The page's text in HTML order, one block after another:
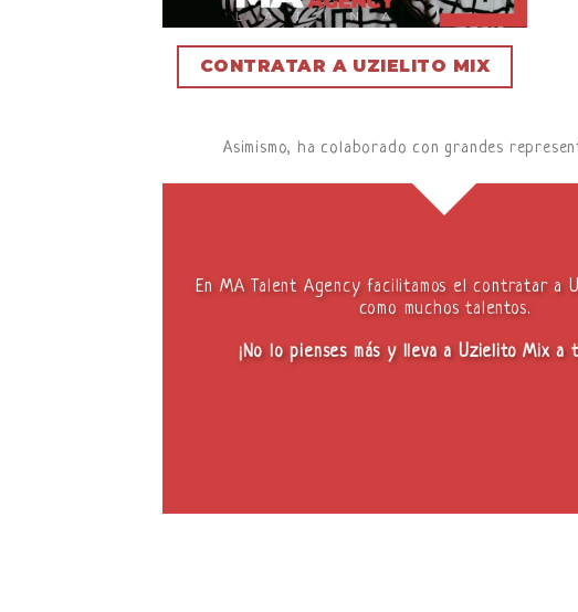
CONTRATAR A UZIELITO MIX
Asimismo, ha colaborado con grandes
En MA Talent Agency facilitamos el contratar a
como muchos talentos.
¡No lo pienses más y lleva a Uzielito Mix a